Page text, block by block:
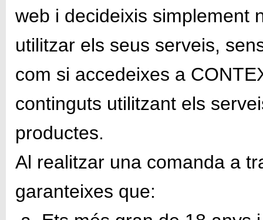
web i decideixis simplement
utilitzar els seus serveis,
com si accedeixes a
continguts utilitzant els
productes.
Al realitzar una comanda a
garanteixes que: